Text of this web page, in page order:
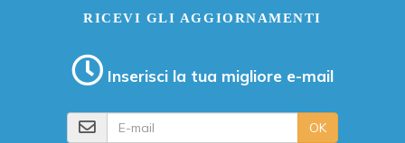
RICEVI GLI AGGIORNAMENTI
Inserisci la tua migliore e-mail
OK